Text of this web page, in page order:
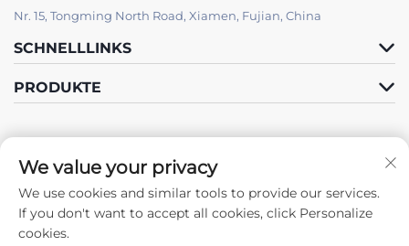
Nr. 15, Tongming North Road, Xiamen, Fujian, China
SCHNELLLINKS
PRODUKTE
Folge Uns
We value your privacy
We use cookies and similar tools to provide our services.
If you don't want to accept all cookies, click Personalize
cookies.